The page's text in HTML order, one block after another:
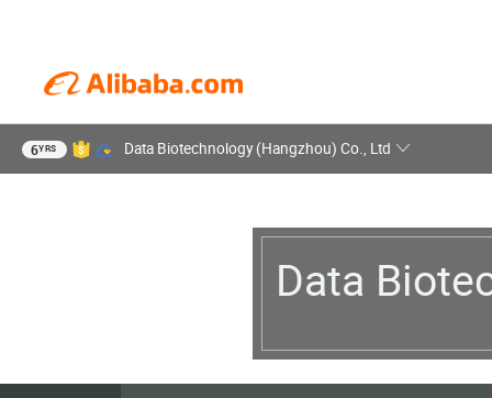
6YRS Data Biotechnology (Hangzhou) Co., Ltd
Data